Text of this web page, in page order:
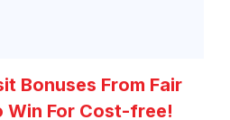
Bonuses From Fair
Win For Cost-free!